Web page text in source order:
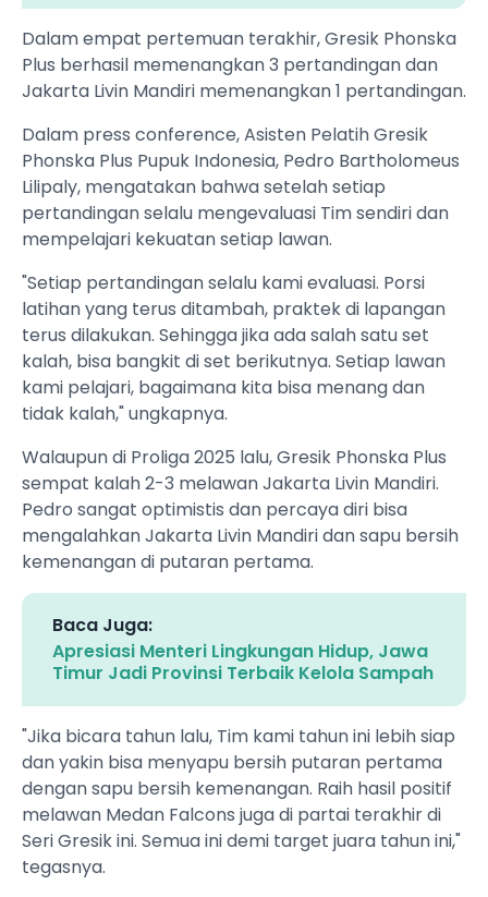
Dalam empat pertemuan terakhir, Gresik Phonska
Plus berhasil memenangkan 3 pertandingan dan
Jakarta Livin Mandiri memenangkan 1 pertandingan.
Dalam press conference, Asisten Pelatih Gresik
Phonska Plus Pupuk Indonesia, Pedro Bartholomeus
Lilipaly, mengatakan bahwa setelah setiap
pertandingan selalu mengevaluasi Tim sendiri dan
mempelajari kekuatan setiap lawan.
"Setiap pertandingan selalu kami evaluasi. Porsi
latihan yang terus ditambah, praktek di lapangan
terus dilakukan. Sehingga jika ada salah satu set
kalah, bisa bangkit di set berikutnya. Setiap lawan
kami pelajari, bagaimana kita bisa menang dan
tidak kalah," ungkapnya.
Walaupun di Proliga 2025 lalu, Gresik Phonska Plus
sempat kalah 2-3 melawan Jakarta Livin Mandiri.
Pedro sangat optimistis dan percaya diri bisa
mengalahkan Jakarta Livin Mandiri dan sapu bersih
kemenangan di putaran pertama.
Baca Juga:
Apresiasi Menteri Lingkungan Hidup, Jawa
Timur Jadi Provinsi Terbaik Kelola Sampah
"Jika bicara tahun lalu, Tim kami tahun ini lebih siap
dan yakin bisa menyapu bersih putaran pertama
dengan sapu bersih kemenangan. Raih hasil positif
melawan Medan Falcons juga di partai terakhir di
Seri Gresik ini. Semua ini demi target juara tahun ini,"
tegasnya.